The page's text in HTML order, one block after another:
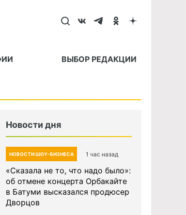
ВЫБОР РЕДАКЦИИ
Новости дня
НОВОСТИ ШОУ-БИЗНЕСА 1 час назад
«Сказала не то, что надо было»:
об отмене концерта Орбакайте
в Батуми высказался продюсер
Дворцов